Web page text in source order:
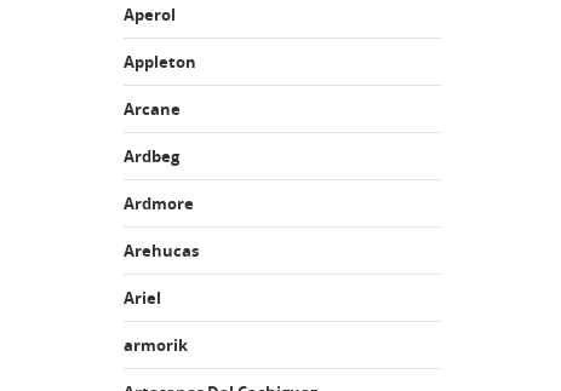
Aperol
Appleton
Arcane
Ardbeg
Ardmore
Arehucas
Ariel
armorik